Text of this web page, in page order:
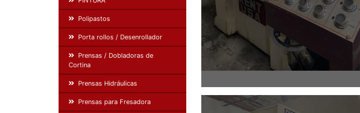
Polipastos
Porta rollos / Desenrollador
Prensas / Dobladoras de
Cortina
Prensas Hidráulicas
Prensas para Fresadora